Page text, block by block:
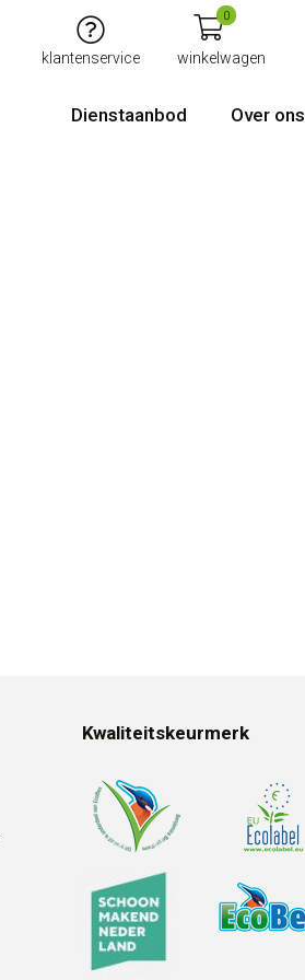
klantenservice
0
winkelwagen
Dienstaanbod Over ons
Kwaliteitskeurmerk